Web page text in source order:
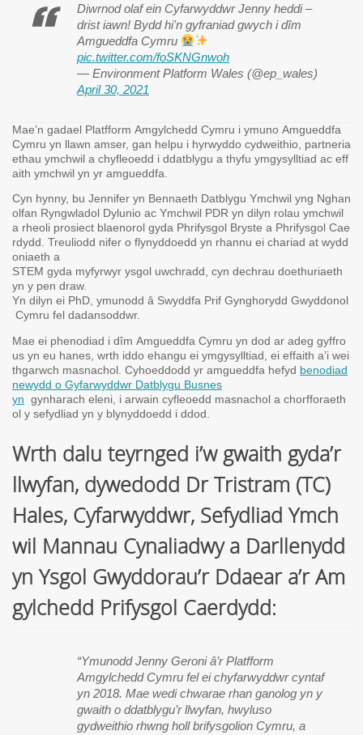
Diwrnod olaf ein Cyfarwyddwr Jenny heddi –
drist iawn! Bydd hi'n gyfraniad gwych i dîm
Amgueddfa Cymru
pic.twitter.com/foSKNGnwoh
— Environment Platform Wales (@ep_wales)
April 30, 2021
Mae’n gadael Platfform Amgylchedd Cymru i ymuno Amgueddfa
Cymru yn llawn amser, gan helpu i hyrwyddo cydweithio, partneria
ethau ymchwil a chyfleoedd i ddatblygu a thyfu ymgysylltiad ac eff
aith ymchwil yn yr amgueddfa.
Cyn hynny, bu Jennifer yn Bennaeth Datblygu Ymchwil yng Nghan
olfan Ryngwladol Dylunio ac Ymchwil PDR yn dilyn rolau ymchwil
a rheoli prosiect blaenorol gyda Phrifysgol Bryste a Phrifysgol Cae
rdydd. Treuliodd nifer o flynyddoedd yn rhannu ei chariad at wydd
oniaeth a
STEM gyda myfyrwyr ysgol uwchradd, cyn dechrau doethuriaeth
yn y pen draw.
Yn dilyn ei PhD, ymunodd â Swyddfa Prif Gynghorydd Gwyddonol
Cymru fel dadansoddwr.
Mae ei phenodiad i dîm Amgueddfa Cymru yn dod ar adeg gyffro
us yn eu hanes, wrth iddo ehangu ei ymgysylltiad, ei effaith a’i wei
thgarwch masnachol. Cyhoeddodd yr amgueddfa hefyd benodiad
newydd o Gyfarwyddwr Datblygu Busnes
yn gynharach eleni, i arwain cyfleoedd masnachol a chorfforaeth
ol y sefydliad yn y blynyddoedd i ddod.
Wrth dalu teyrnged i’w gwaith gyda’r
llwyfan, dywedodd Dr Tristram (TC)
Hales, Cyfarwyddwr, Sefydliad Ymch
wil Mannau Cynaliadwy a Darllenydd
yn Ysgol Gwyddorau’r Ddaear a’r Am
gylchedd Prifysgol Caerdydd:
“Ymunodd Jenny Geroni â’r Platfform
Amgylchedd Cymru fel ei chyfarwyddwr cyntaf
yn 2018. Mae wedi chwarae rhan ganolog yn y
gwaith o ddatblygu’r llwyfan, hwyluso
gydweithio rhwng holl brifysgolion Cymru, a